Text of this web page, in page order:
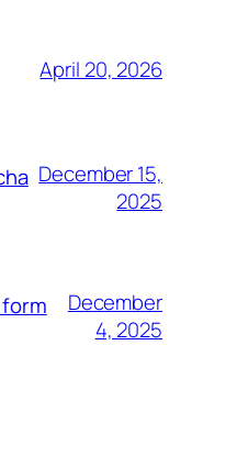
April 20, 2026
December 15,
2025
December
4, 2025